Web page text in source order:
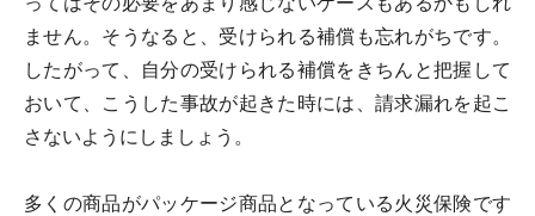
ません。そうなると、受けられる補償も忘れがちです。
したがって、自分の受けられる補償をきちんと把握して
おいて、こうした事故が起きた時には、請求漏れを起こ
さないようにしましょう。
多くの商品がパッケージ商品となっている火災保険です